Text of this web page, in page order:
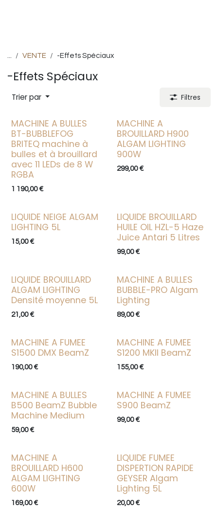
VENTE -Effets Spéciaux
-Effets Spéciaux
Trier par Filtres
MACHINE A BULLES
BT-BUBBLEFOG
BRITEQ machine à
bulles et à brouillard
avec 11 LEDs de 8 W
RGBA
1 190,00€
MACHINE A
BROUILLARD H900
ALGAM LIGHTING
900W
299,00€
LIQUIDE NEIGE ALGAM
LIGHTING 5L
15,00€
LIQUIDE BROUILLARD
HUILE OIL HZL-5 Haze
Juice Antari 5 Litres
99,00€
LIQUIDE BROUILLARD
ALGAM LIGHTING
Densité moyenne 5L
21,00€
MACHINE A BULLES
BUBBLE-PRO Algam
Lighting
89,00€
MACHINE A FUMEE
S1500 DMX BeamZ
190,00€
MACHINE A FUMEE
S1200 MKII BeamZ
155,00€
MACHINE A BULLES
B500 BeamZ Bubble
Machine Medium
59,00€
MACHINE A FUMEE
S900 BeamZ
99,00€
MACHINE A
BROUILLARD H600
ALGAM LIGHTING
600W
169,00€
LIQUIDE FUMEE
DISPERTION RAPIDE
GEYSER Algam
Lighting 5L
20,00€